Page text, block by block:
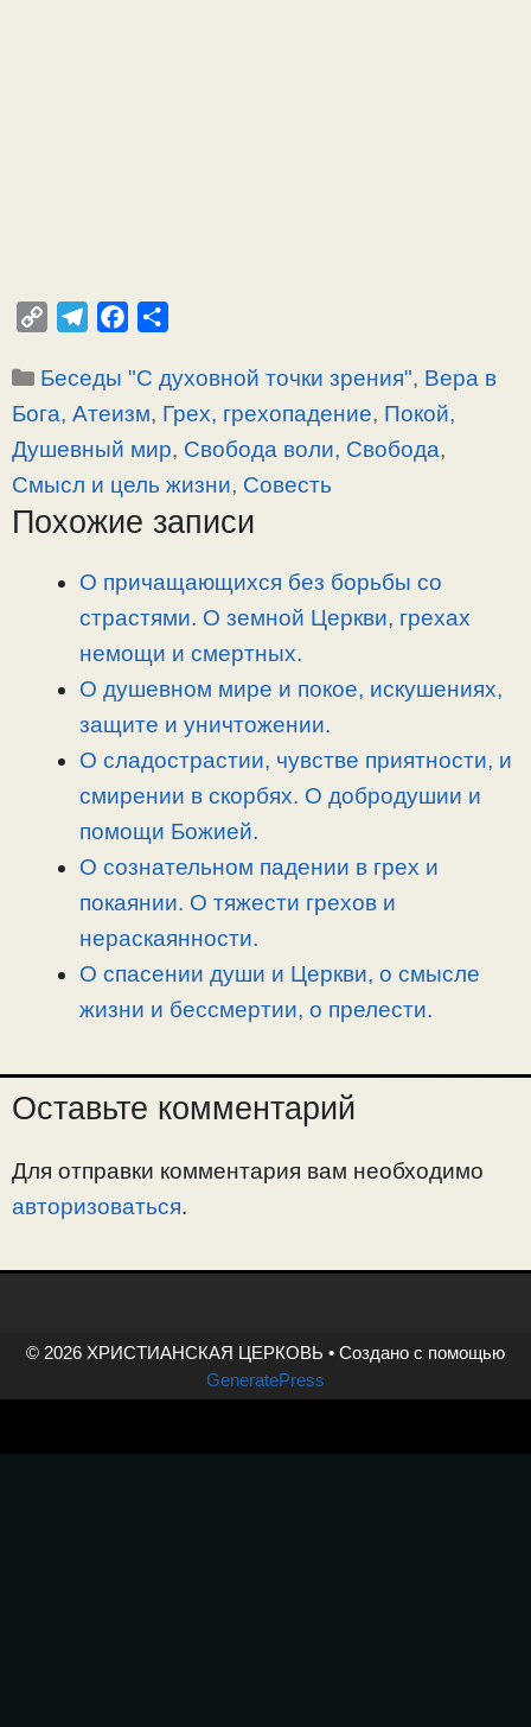
p
y
k
l
e
m
c
e
k
п
р
т
Рубрики
Беседы "С духовной точки зрения", Вера в
Бога, Атеизм, Грех, грехопадение, Покой,
Душевный мир, Свобода воли, Свобода,
Смысл и цель жизни, Совесть
Похожие записи
О причащающихся без борьбы со
страстями. О земной Церкви, грехах
немощи и смертных.
О душевном мире и покое, искушениях,
защите и уничтожении.
О сладострастии, чувстве приятности, и
смирении в скорбях. О добродушии и
помощи Божией.
О сознательном падении в грех и
покаянии. О тяжести грехов и
нераскаянности.
О спасении души и Церкви, о смысле
жизни и бессмертии, о прелести.
Оставьте комментарий
Для отправки комментария вам необходимо
авторизоваться.
© 2026 ХРИСТИАНСКАЯ ЦЕРКОВЬ • Создано с помощью
GeneratePress